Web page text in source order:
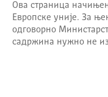
Ова страница
Европске уније. За
одговорно
садржина нужно не